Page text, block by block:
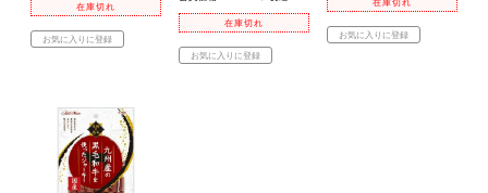
在庫切れ
お気に入りに登録
在庫切れ
お気に入りに登録
在庫切れ
お気に入りに登録